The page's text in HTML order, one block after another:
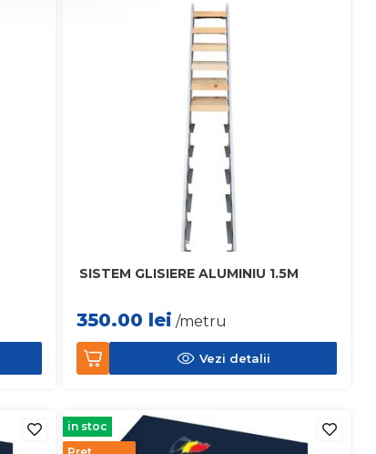
SISTEM GLISIERE ALUMINIU 1.5M
350.00 lei /metru
Vezi detalii
in stoc